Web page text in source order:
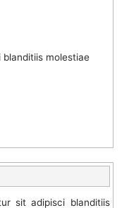
molestiae
sit adipisci blanditiis